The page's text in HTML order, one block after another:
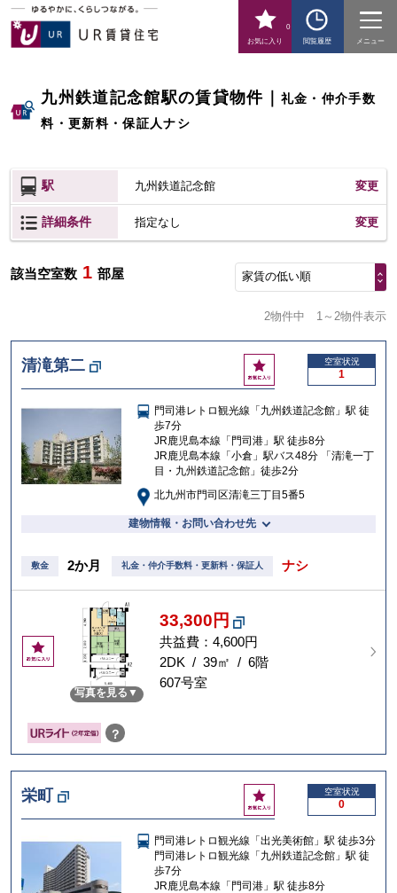
お気に入り
0
閲覧履歴
メニュー
九州鉄道記念館駅の賃貸物件
礼金・仲介手数
料・更新料・保証人ナシ
駅 九州鉄道記念館 変更
詳細条件 指定なし 変更
該当空室数 1 部屋 家賃の低い順
2物件中 1～2物件表示
清滝第二
お
気
入
空室状況
1
門司港レトロ観光線「九州鉄道記念館」駅 徒
歩7分
JR鹿児島本線「門司港」駅 徒歩8分
JR鹿児島本線「小倉」駅バス48分 「清滝一丁
目・九州鉄道記念館」徒歩2分
北九州市門司区清滝三丁目5番5
建物情報・お問い合わせ先
敷金 2か月 礼金・仲介手数料・更新料・保証人 ナシ
お
気
写真を見る
33,300円
共益費：4,600円
2DK / 39㎡ / 6階
607号室
？
栄町
お
気
入
り
空室状況
0
門司港レトロ観光線「出光美術館」駅 徒歩3分
門司港レトロ観光線「九州鉄道記念館」駅 徒
歩7分
JR鹿児島本線「門司港」駅 徒歩8分